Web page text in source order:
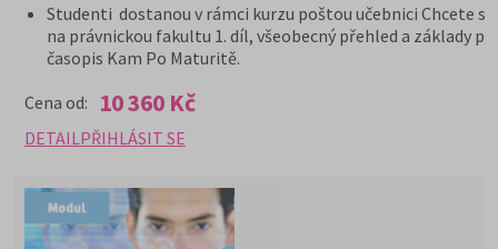
Studenti dostanou v rámci kurzu poštou učebnici Chcete
na právnickou fakultu 1. díl, všeobecný přehled a základy
časopis Kam Po Maturitě.
Cena od:
10 360 Kč
DETAILPŘIHLÁSIT SE